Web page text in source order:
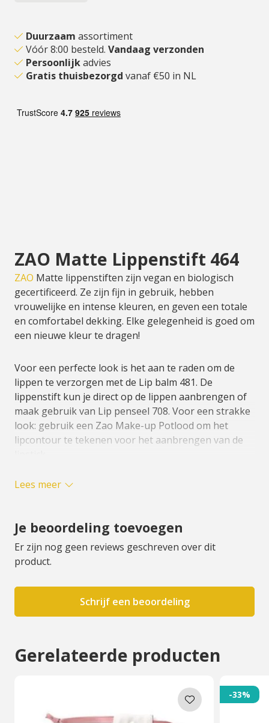
Duurzaam assortiment
Vóór 8:00 besteld. Vandaag verzonden
Persoonlijkadvies
Gratis thuisbezorgd vanaf €50 in NL
ZAO Matte Lippenstift 464
ZAO Matte lippenstiften zijn vegan en biologisch
gecertificeerd. Ze zijn fijn in gebruik, hebben
vrouwelijke en intense kleuren, en geven een totale
en comfortabel dekking. Elke gelegenheid is goed om
een ​​nieuwe kleur te dragen!
Voor een perfecte look is het aan te raden om de
lippen te verzorgen met de Lip balm 481. De
lippenstift kun je direct op de lippen aanbrengen of
maak gebruik van Lip penseel 708. Voor een strakke
look: gebruik een Zao Make-up Potlood om het
lipcontour te tekenen voor het aanbrengen van de
Uiteraard zijn alle lipsticks navulbaar.
Lees meer
Je beoordeling toevoegen
Er zijn nog geen reviews geschreven over dit
product.
Schrijf een beoordeling
Gerelateerde producten
-33%